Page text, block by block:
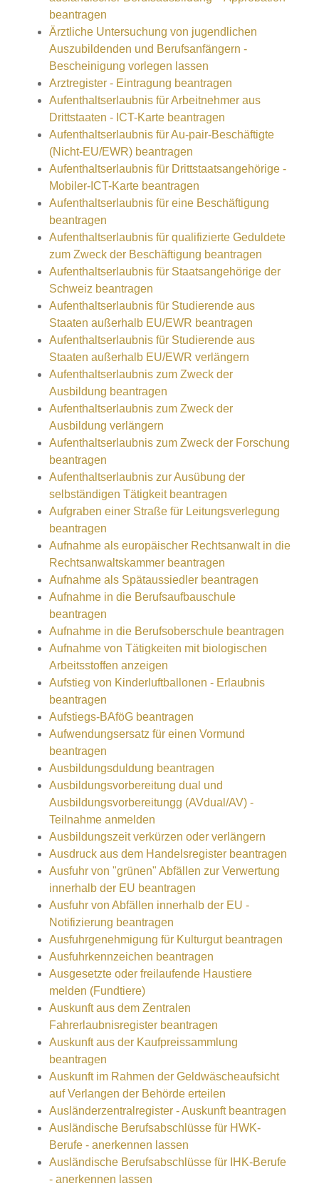
beantragen
Ärztliche Untersuchung von jugendlichen
Auszubildenden und Berufsanfängern -
Bescheinigung vorlegen lassen
Arztregister - Eintragung beantragen
Aufenthaltserlaubnis für Arbeitnehmer aus
Drittstaaten - ICT-Karte beantragen
Aufenthaltserlaubnis für Au-pair-Beschäftigte
(Nicht-EU/EWR) beantragen
Aufenthaltserlaubnis für Drittstaatsangehörige -
Mobiler-ICT-Karte beantragen
Aufenthaltserlaubnis für eine Beschäftigung
beantragen
Aufenthaltserlaubnis für qualifizierte Geduldete
zum Zweck der Beschäftigung beantragen
Aufenthaltserlaubnis für Staatsangehörige der
Schweiz beantragen
Aufenthaltserlaubnis für Studierende aus
Staaten außerhalb EU/EWR beantragen
Aufenthaltserlaubnis für Studierende aus
Staaten außerhalb EU/EWR verlängern
Aufenthaltserlaubnis zum Zweck der
Ausbildung beantragen
Aufenthaltserlaubnis zum Zweck der
Ausbildung verlängern
Aufenthaltserlaubnis zum Zweck der Forschung
beantragen
Aufenthaltserlaubnis zur Ausübung der
selbständigen Tätigkeit beantragen
Aufgraben einer Straße für Leitungsverlegung
beantragen
Aufnahme als europäischer Rechtsanwalt in die
Rechtsanwaltskammer beantragen
Aufnahme als Spätaussiedler beantragen
Aufnahme in die Berufsaufbauschule
beantragen
Aufnahme in die Berufsoberschule beantragen
Aufnahme von Tätigkeiten mit biologischen
Arbeitsstoffen anzeigen
Aufstieg von Kinderluftballonen - Erlaubnis
beantragen
Aufstiegs-BAföG beantragen
Aufwendungsersatz für einen Vormund
beantragen
Ausbildungsduldung beantragen
Ausbildungsvorbereitung dual und
Ausbildungsvorbereitungg (AVdual/AV) -
Teilnahme anmelden
Ausbildungszeit verkürzen oder verlängern
Ausdruck aus dem Handelsregister beantragen
Ausfuhr von "grünen" Abfällen zur Verwertung
innerhalb der EU beantragen
Ausfuhr von Abfällen innerhalb der EU -
Notifizierung beantragen
Ausfuhrgenehmigung für Kulturgut beantragen
Ausfuhrkennzeichen beantragen
Ausgesetzte oder freilaufende Haustiere
melden (Fundtiere)
Auskunft aus dem Zentralen
Fahrerlaubnisregister beantragen
Auskunft aus der Kaufpreissammlung
beantragen
Auskunft im Rahmen der Geldwäscheaufsicht
auf Verlangen der Behörde erteilen
Ausländerzentralregister - Auskunft beantragen
Ausländische Berufsabschlüsse für HWK-
Berufe - anerkennen lassen
Ausländische Berufsabschlüsse für IHK-Berufe
- anerkennen lassen